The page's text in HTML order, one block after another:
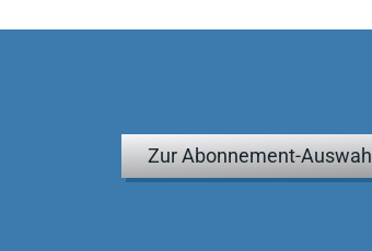
Zur Abonnement-Auswahl